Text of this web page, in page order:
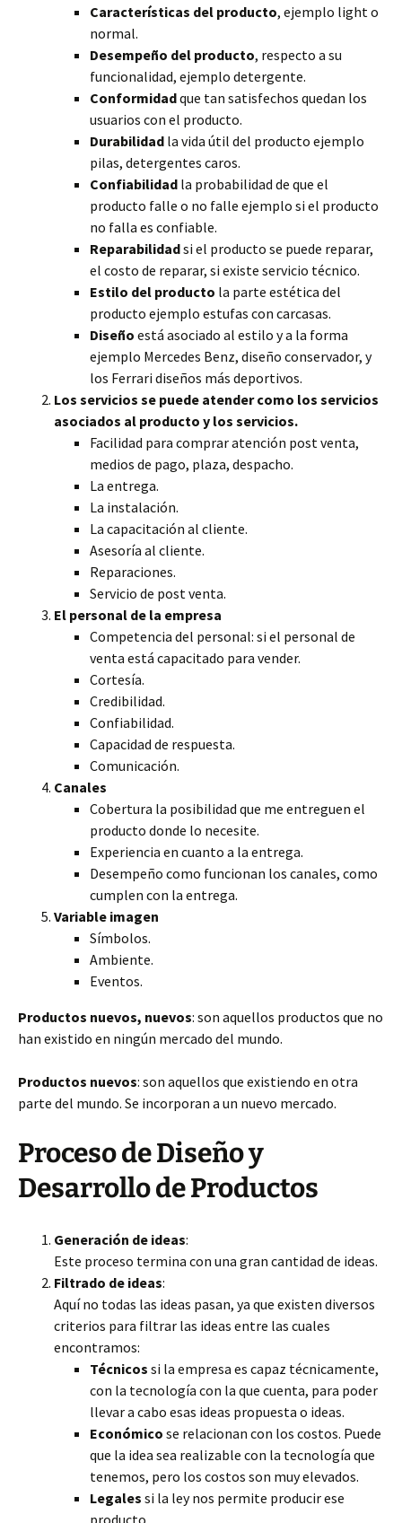
Características del producto, ejemplo light o
normal.
Desempeño del producto, respecto a su
funcionalidad, ejemplo detergente.
Conformidadque tan satisfechos quedan los
usuarios con el producto.
Durabilidad la vida útil del producto ejemplo
pilas, detergentes caros.
Confiabilidad la probabilidad de que el
producto falle o no falle ejemplo si el producto
no falla es confiable.
Reparabilidadsi el producto se puede reparar,
el costo de reparar, si existe servicio técnico.
Estilo del producto la parte estética del
producto ejemplo estufas con carcasas.
Diseño está asociado al estilo y a la forma
ejemplo Mercedes Benz, diseño conservador, y
los Ferrari diseños más deportivos.
Los servicios se puede atender como los servicios
asociados al producto y los servicios.
Facilidad para comprar atención post venta,
medios de pago, plaza, despacho.
La entrega.
La instalación.
La capacitación al cliente.
Asesoría al cliente.
Reparaciones.
Servicio de post venta.
El personal de la empresa
Competencia del personal: si el personal de
venta está capacitado para vender.
Cortesía.
Credibilidad.
Confiabilidad.
Capacidad de respuesta.
Comunicación.
Canales
Cobertura la posibilidad que me entreguen el
producto donde lo necesite.
Experiencia en cuanto a la entrega.
Desempeño como funcionan los canales, como
cumplen con la entrega.
Variable imagen
Símbolos.
Ambiente.
Eventos.
Productos nuevos, nuevos: son aquellos productos que no
han existido en ningún mercado del mundo.
Productos nuevos: son aquellos que existiendo en otra
parte del mundo. Se incorporan a un nuevo mercado.
Proceso de Diseño y
Desarrollo de Productos
Generación de ideas:
Este proceso termina con una gran cantidad de ideas.
Filtrado de ideas:
Aquí no todas las ideas pasan, ya que existen diversos
criterios para filtrar las ideas entre las cuales
encontramos:
Técnicos si la empresa es capaz técnicamente,
con la tecnología con la que cuenta, para poder
llevar a cabo esas ideas propuesta o ideas.
Económico se relacionan con los costos. Puede
que la idea sea realizable con la tecnología que
tenemos, pero los costos son muy elevados.
Legales si la ley nos permite producir ese
producto.